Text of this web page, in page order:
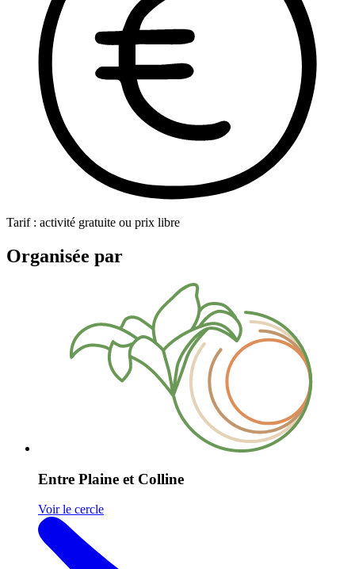
Tarif : activité gratuite ou prix libre
Organisée par
Entre Plaine et Colline
Voir le cercle